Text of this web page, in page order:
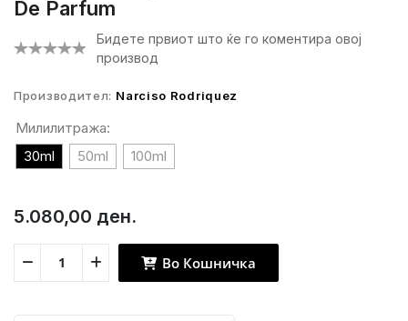
De Parfum
Бидете првиот што ќе го коментира овој
производ
Производител: Narciso Rodriquez
Милилитража:
30ml
50ml 100ml
5.080,00 ден.
Во Кошничка